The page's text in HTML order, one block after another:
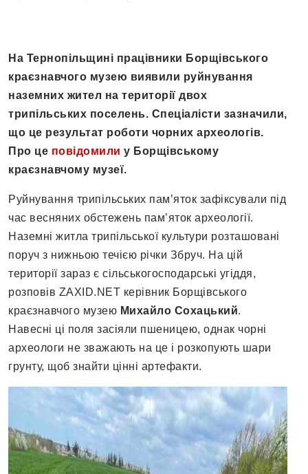
На Тернопільщині працівники Борщівського
краєзнавчого музею виявили руйнування
наземних жител на території двох
трипільських поселень. Спеціалісти зазначили,
що це результат роботи чорних археологів.
Про це повідомили у Борщівському
краєзнавчому музеї.
Руйнування трипільських памʼяток зафіксували під
час весняних обстежень пам’яток археології.
Наземні житла трипільської культури розташовані
поруч з нижньою течією річки Збруч. На цій
території зараз є сільськогосподарські угіддя,
розповів ZAXID.NET керівник Борщівського
краєзнавчого музею Михайло Сохацький.
Навесні ці поля засіяли пшеницею, однак чорні
археологи не зважають на це і розкопують шари
грунту, щоб знайти цінні артефакти.